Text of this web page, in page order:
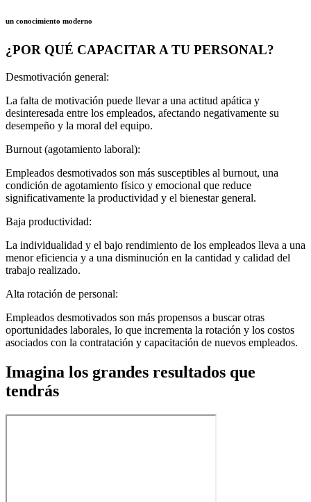
un conocimiento moderno
¿POR QUÉ CAPACITAR A TU PERSONAL?
Desmotivación general:
La falta de motivación puede llevar a una actitud apática y
desinteresada entre los empleados, afectando negativamente su
desempeño y la moral del equipo.
Burnout (agotamiento laboral):
Empleados desmotivados son más susceptibles al burnout, una
condición de agotamiento físico y emocional que reduce
significativamente la productividad y el bienestar general.
Baja productividad:
La individualidad y el bajo rendimiento de los empleados lleva a una
menor eficiencia y a una disminución en la cantidad y calidad del
trabajo realizado.
Alta rotación de personal:
Empleados desmotivados son más propensos a buscar otras
oportunidades laborales, lo que incrementa la rotación y los costos
asociados con la contratación y capacitación de nuevos empleados.
Imagina los grandes resultados que
tendrás